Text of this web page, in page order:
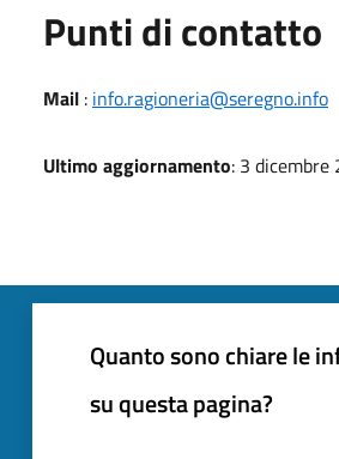
Punti di contatto
Mail : info.ragioneria@seregno.info
Ultimo aggiornamento: 3
Quanto sono chiare le
su questa pagina?